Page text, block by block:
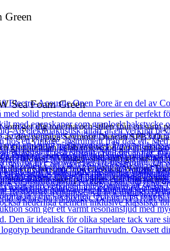
Green
Sea Foam Green
ger dig tonerna och stilen från en
den peppiga Seymour Duncan SPB3
greppbrädan i slab rosewood ger en
HiMass™ Vintage -stall som ger
du vore på scenen på en stökig Warped
förblir säker på vägen eller i förvaring.